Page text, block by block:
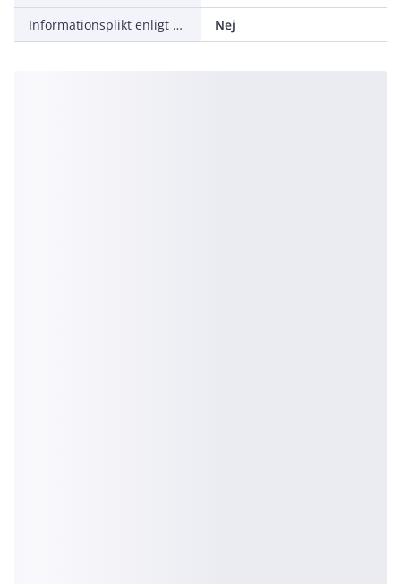
Informationsplikt enligt REACH
Nej